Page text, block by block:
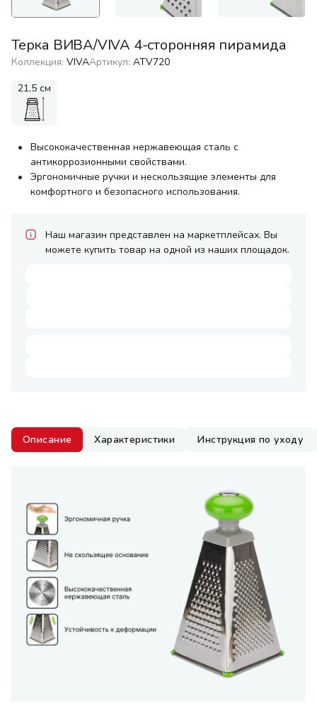
Терка ВИВА/VIVA 4-сторонняя пирамида
Коллекция: VIVAАртикул: ATV720
21,5 см
Высококачественная нержавеющая сталь с
антикоррозионными свойствами.
Эргономичные ручки и нескользящие элементы для
комфортного и безопасного использования.
Наш магазин представлен на маркетплейсах. Вы
можете купить товар на одной из наших площадок.
Описание Характеристики Инструкция по уходу